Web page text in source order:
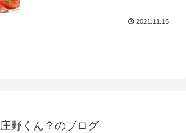
2021.11.15
庄野くん？のブログ